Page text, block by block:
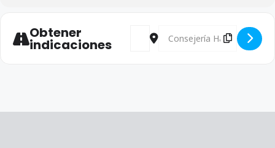
Obtener
indicaciones
Address - Reunión Foro por la
Destination Address -